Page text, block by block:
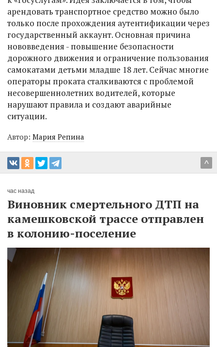
арендовать транспортное средство можно было
только после прохождения аутентификации через
государственный аккаунт. Основная причина
нововведения - повышение безопасности
дорожного движения и ограничение пользования
самокатами детьми младше 18 лет. Сейчас многие
операторы проката сталкиваются с проблемой
несовершеннолетних водителей, которые
нарушают правила и создают аварийные
ситуации.
Автор: Мария Репина
^
час назад
Виновник смертельного ДТП на
камешковской трассе отправлен
в колонию-поселение